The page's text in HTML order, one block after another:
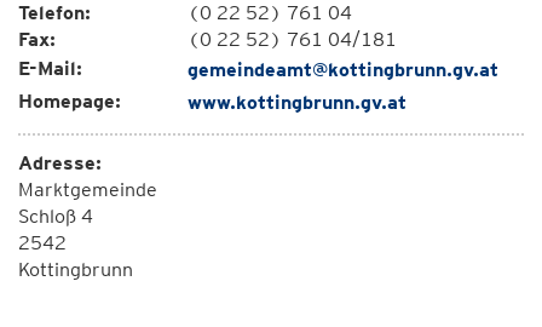
Telefon:
(0 22 52) 761 04
Fax:
(0 22 52) 761 04/181
E-Mail:
gemeindeamt@kottingbrunn.gv.at
Homepage:
www.kottingbrunn.gv.at
Adresse:
Marktgemeinde
Schloß 4
2542
Kottingbrunn